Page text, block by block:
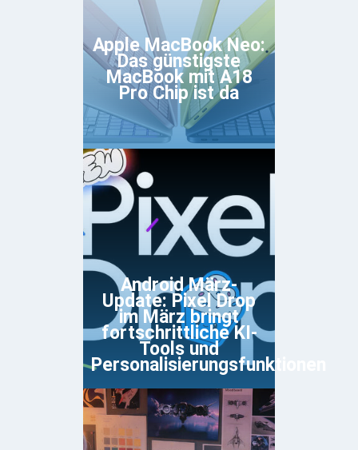
Apple MacBook Neo:
Das günstigste
MacBook mit A18
Pro Chip ist da
Android März-
Update: Pixel Drop
im März bringt
fortschrittliche KI-
Tools und
Personalisierungsfunktionen